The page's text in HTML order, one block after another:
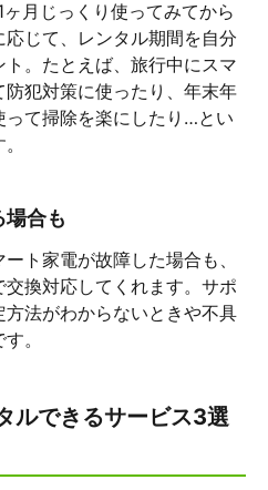
ヶ月じっくり使ってみてから
じて、レンタル期間を自分
。たとえば、旅行中にスマ
犯対策に使ったり、年末年
て掃除を楽にしたり…とい
合も
ト家電が故障した場合も、
換対応してくれます。サポ
法がわからないときや不具
。
ルできるサービス3選